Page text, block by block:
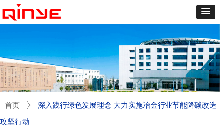
首页 ꄲ 深入践行绿色发展理念 大力实施冶金行业节能降碳改造
攻坚行动